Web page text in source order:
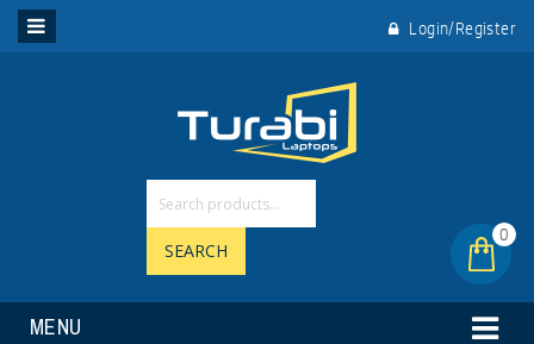
Login/Register
0
MENU
SEARCH